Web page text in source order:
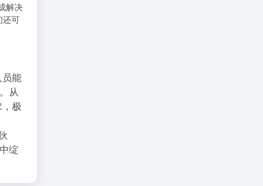
解决
还可
能
从
极
绽